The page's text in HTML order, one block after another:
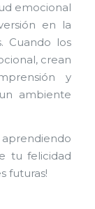
emocional
en la
Cuando los
crean
y
ambiente
aprendiendo
tu felicidad
futuras!